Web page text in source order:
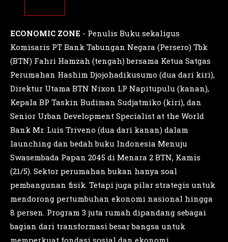
ECONOMIC ZONE - Penulis Buku sekaligus
Komisaris PT Bank Tabungan Negara (Persero) Tbk
(BTN) Fahri Hamzah (tengah) bersama Ketua Satgas
Perumahan Hashim Djojohadikusumo (dua dari kiri),
Direktur Utama BTN Nixon LP Napitupulu (kanan),
Kepala BP Taskin Budiman Sudjatmiko (kiri), dan
Senior Urban Development Specialist at the World
Bank Mr. Luis Triveno (dua dari kanan) dalam
launching dan bedah buku Indonesia Menuju
Swasembada Papan 2045 di Menara 2 BTN, Kamis
(21/5). Sektor perumahan bukan hanya soal
pembangunan fisik. Tetapi juga pilar strategis untuk
mendorong pertumbuhan ekonomi nasional hingga
8 persen. Program 3 juta rumah dipandang sebagai
bagian dari transformasi besar bangsa untuk
memperkuat fondasi sosial dan ekonomi